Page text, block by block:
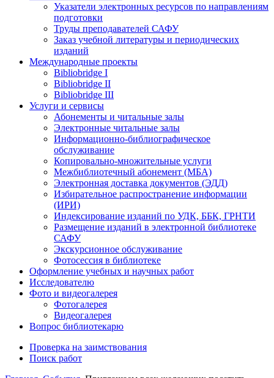
Указатели электронных ресурсов по направлениям
подготовки
Труды преподавателей САФУ
Заказ учебной литературы и периодических
изданий
Международные проекты
Bibliobridge I
Bibliobridge II
Bibliobridge III
Услуги и сервисы
Абонементы и читальные залы
Электронные читальные залы
Информационно-библиографическое
обслуживание
Копировально-множительные услуги
Межбиблиотечный абонемент (МБА)
Электронная доставка документов (ЭДД)
Избирательное распространение информации
(ИРИ)
Индексирование изданий по УДК, ББК, ГРНТИ
Размещение изданий в электронной библиотеке
САФУ
Экскурсионное обслуживание
Фотосессия в библиотеке
Оформление учебных и научных работ
Исследователю
Фото и видеогалерея
Фотогалерея
Видеогалерея
Вопрос библиотекарю
Проверка на заимствования
Поиск работ